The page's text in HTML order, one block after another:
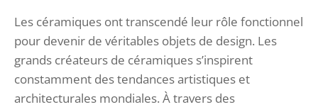
Les céramiques ont transcendé leur rôle fonctionnel
pour devenir de véritables objets de design. Les
grands créateurs de céramiques s’inspirent
constamment des tendances artistiques et
architecturales mondiales. À travers des